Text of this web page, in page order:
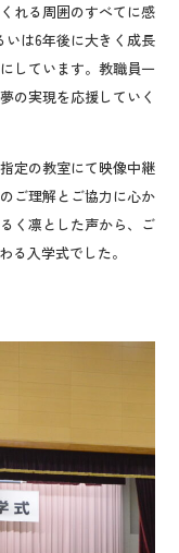
れる周囲のすべてに感
は6年後に大きく成長
しています。教職員一
の実現を応援していく
定の教室にて映像中継
ご理解とご協力に心か
く凛とした声から、ご
る入学式でした。